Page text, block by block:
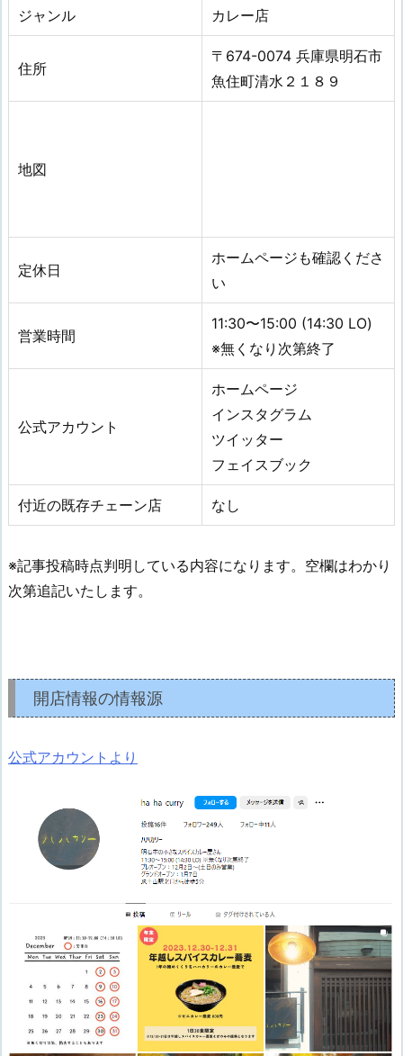
ジャンル カレー店
住所
〒674-0074 兵庫県明石市
魚住町清水２１８９
地図
定休日
ホームページも確認くださ
い
営業時間
11:30〜15:00 (14:30 LO)
※無くなり次第終了
公式アカウント
ホームページ
インスタグラム
ツイッター
フェイスブック
付近の既存チェーン店 なし
※記事投稿時点判明している内容になります。空欄はわかり
次第追記いたします。
開店情報の情報源
公式アカウントより